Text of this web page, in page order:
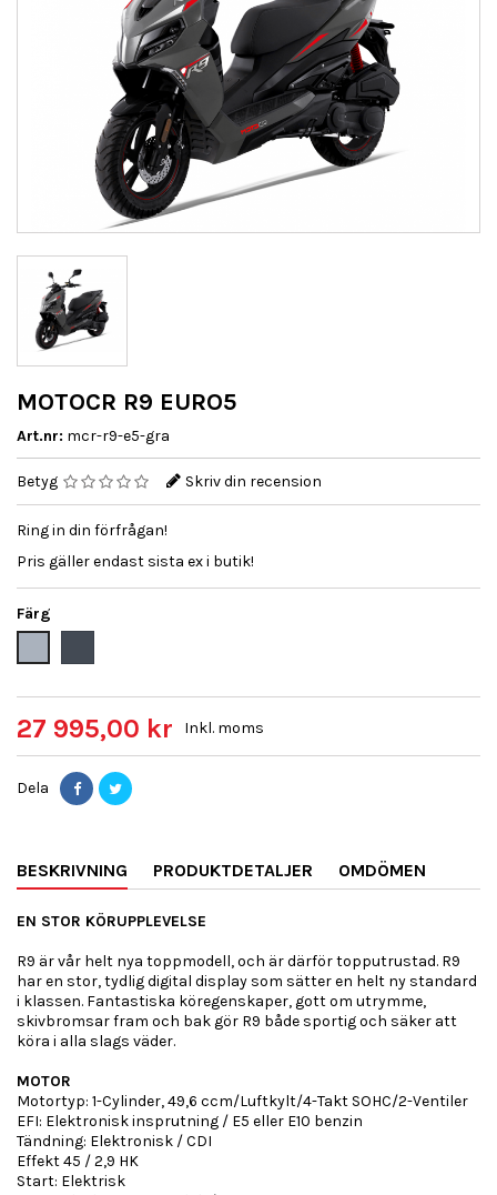
MOTOCR R9 EURO5
Art.nr: mcr-r9-e5-gra
Betyg Skriv din recension
Ring in din förfrågan!
Pris gäller endast sista ex i butik!
Färg
27 995,00 kr Inkl. moms
Dela
BESKRIVNING PRODUKTDETALJER OMDÖMEN
EN STOR KÖRUPPLEVELSE
R9 är vår helt nya toppmodell, och är därför topputrustad. R9
har en stor, tydlig digital display som sätter en helt ny standard
i klassen. Fantastiska köregenskaper, gott om utrymme,
skivbromsar fram och bak gör R9 både sportig och säker att
köra i alla slags väder.
MOTOR
Motortyp: 1-Cylinder, 49,6 ccm/Luftkylt/4-Takt SOHC/2-Ventiler
EFI: Elektronisk insprutning / E5 eller E10 benzin
Tändning: Elektronisk / CDI
Effekt 45 / 2,9 HK
Start: Elektrisk